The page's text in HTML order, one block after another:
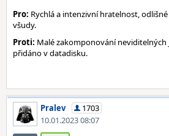
Pro: Rychlá a intenzivní hratelnost,
všudy.
Proti: Malé zakomponování neviditelných
přidáno v datadisku.
Pralev
1703
10.01.2023 08:07